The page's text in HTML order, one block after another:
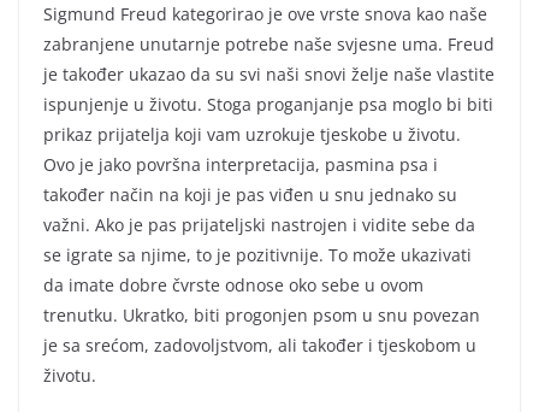
Sigmund Freud kategorirao je ove vrste snova kao naše
zabranjene unutarnje potrebe naše svjesne uma. Freud
je također ukazao da su svi naši snovi želje naše vlastite
ispunjenje u životu. Stoga proganjanje psa moglo bi biti
prikaz prijatelja koji vam uzrokuje tjeskobe u životu.
Ovo je jako površna interpretacija, pasmina psa i
također način na koji je pas viđen u snu jednako su
važni. Ako je pas prijateljski nastrojen i vidite sebe da
se igrate sa njime, to je pozitivnije. To može ukazivati
da imate dobre čvrste odnose oko sebe u ovom
trenutku. Ukratko, biti progonjen psom u snu povezan
je sa srećom, zadovoljstvom, ali također i tjeskobom u
životu.